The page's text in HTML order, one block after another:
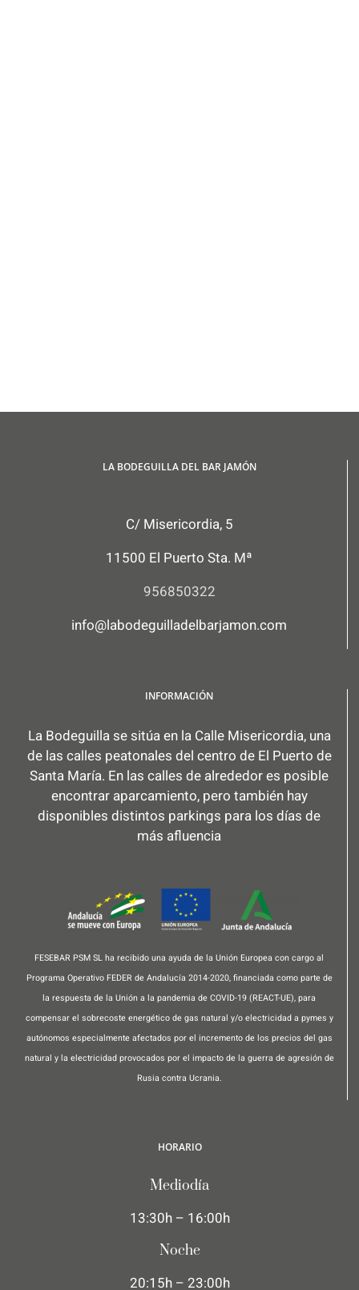
LA BODEGUILLA DEL BAR JAMÓN
C/ Misericordia, 5
11500 El Puerto Sta. Mª
956850322
info@labodeguilladelbarjamon.com
INFORMACIÓN
La Bodeguilla se sitúa en la Calle Misericordia, una
de las calles peatonales del centro de El Puerto de
Santa María. En las calles de alrededor es posible
encontrar aparcamiento, pero también hay
disponibles distintos parkings para los días de
más afluencia
FESEBAR PSM SL ha recibido una ayuda de la Unión Europea con cargo al
Programa Operativo FEDER de Andalucía 2014-2020, financiada como parte de
la respuesta de la Unión a la pandemia de COVID-19 (REACT-UE), para
compensar el sobrecoste energético de gas natural y/o electricidad a pymes y
autónomos especialmente afectados por el incremento de los precios del gas
natural y la electricidad provocados por el impacto de la guerra de agresión de
Rusia contra Ucrania.
HORARIO
Mediodía
13:30h – 16:00h
Noche
20:15h – 23:00h